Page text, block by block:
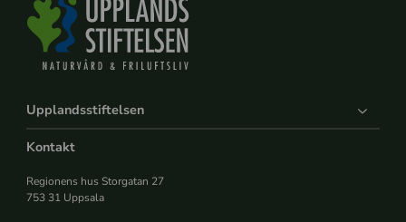
Upplandsstiftelsen
Kontakt
Regionens hus Storgatan 27
753 31 Uppsala